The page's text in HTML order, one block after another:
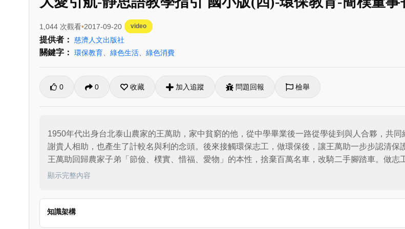
1,044 次觀看 2017-09-20 video
提供者： 慈濟人文出版社
關鍵字： 環保教育 綠色生活 綠色消費
0 0 收藏 加入追蹤 問題回報 檢舉
1950年代出身台北泰山農家的王萬助，家中貧窮的他，從中學畢業後一路從學徒到與人合夥，共
謝貴人相助，也產生了計較名與利的念頭。後來接觸環保志工，做環保後，讓王萬助一步步認清保
王萬助回歸農家子弟「節儉、樸實、惜福、愛物」的本性，捨棄百萬名車，改騎二手腳踏車。做
車，穿著補底舊皮鞋，悉心品嘗心靈富足的幸福滋味。
顯示完整內容
知識架構